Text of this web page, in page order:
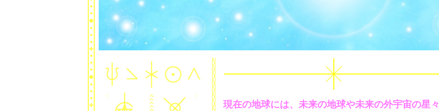
現在の地球には、未来の地球や未来の外宇宙の星々